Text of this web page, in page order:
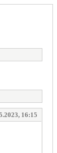
16:15